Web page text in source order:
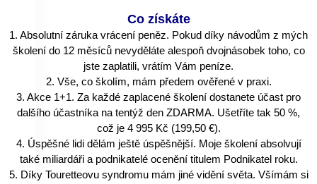
Co získáte
1. Absolutní záruka vrácení peněz. Pokud díky návodům z mých
školení do 12 měsíců nevyděláte alespoň dvojnásobek toho, co
jste zaplatili, vrátím Vám peníze.
2. Vše, co školím, mám předem ověřené v praxi.
3. Akce 1+1. Za každé zaplacené školení dostanete účast pro
dalšího účastníka na tentýž den ZDARMA. Ušetříte tak 50 %,
což je 4 995 Kč (199,50 €).
4. Úspěšné lidi dělám ještě úspěšnější. Moje školení absolvují
také miliardáři a podnikatelé ocenění titulem Podnikatel roku.
5. Díky Touretteovu syndromu mám jiné vidění světa. Všímám si